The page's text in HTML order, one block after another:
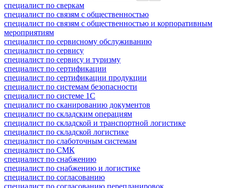
специалист по сверкам
специалист по связям с общественностью
специалист по связям с общественностью и корпоративным
мероприятиям
специалист по сервисному обслуживанию
специалист по сервису
специалист по сервису и туризму
специалист по сертификации
специалист по сертификации продукции
специалист по системам безопасности
специалист по системе 1С
специалист по сканированию документов
специалист по складским операциям
специалист по складской и транспортной логистике
специалист по складской логистике
специалист по слаботочным системам
специалист по СМК
специалист по снабжению
специалист по снабжению и логистике
специалист по согласованию
специалист по согласованию перепланировок